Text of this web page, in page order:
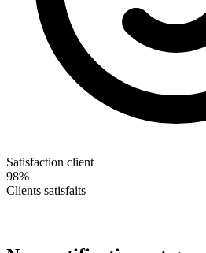
Satisfaction client
98%
Clients satisfaits